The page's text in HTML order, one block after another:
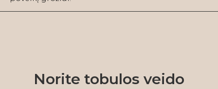
Norite tobulos veido